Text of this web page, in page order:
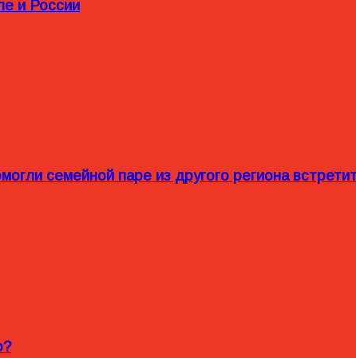
и России
семейной паре из другого региона